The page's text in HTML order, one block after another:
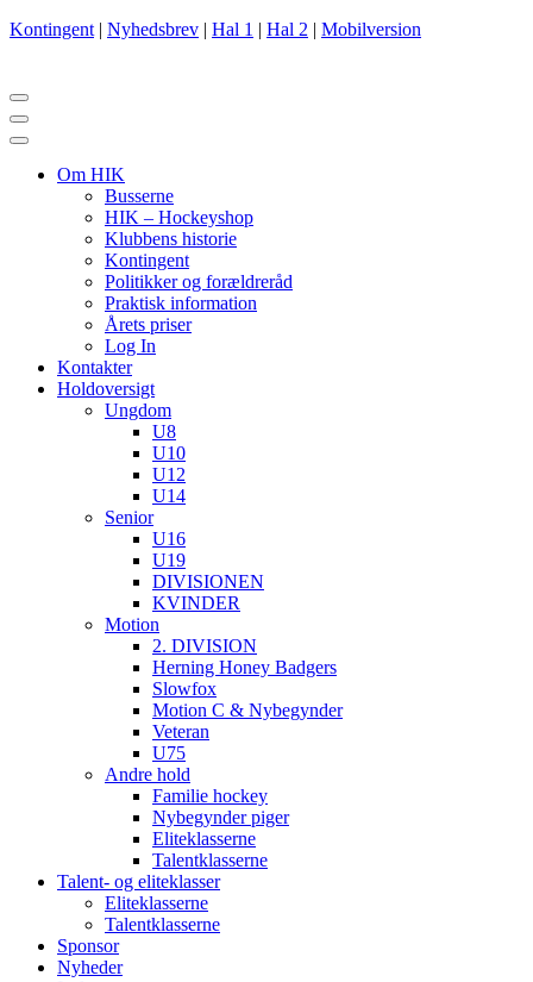
Kontingent | Nyhedsbrev | Hal 1 | Hal 2 | Mobilversion
Navigation
menu
Navigation
menu
Om HIK
Busserne
HIK – Hockeyshop
Klubbens historie
Kontingent
Politikker og forældreråd
Praktisk information
Årets priser
Log In
Kontakter
Holdoversigt
Ungdom
U8
U10
U12
U14
Senior
U16
U19
DIVISIONEN
KVINDER
Motion
2. DIVISION
Herning Honey Badgers
Slowfox
Motion C & Nybegynder
Veteran
U75
Andre hold
Familie hockey
Nybegynder piger
Eliteklasserne
Talentklasserne
Talent- og eliteklasser
Eliteklasserne
Talentklasserne
Sponsor
Nyheder